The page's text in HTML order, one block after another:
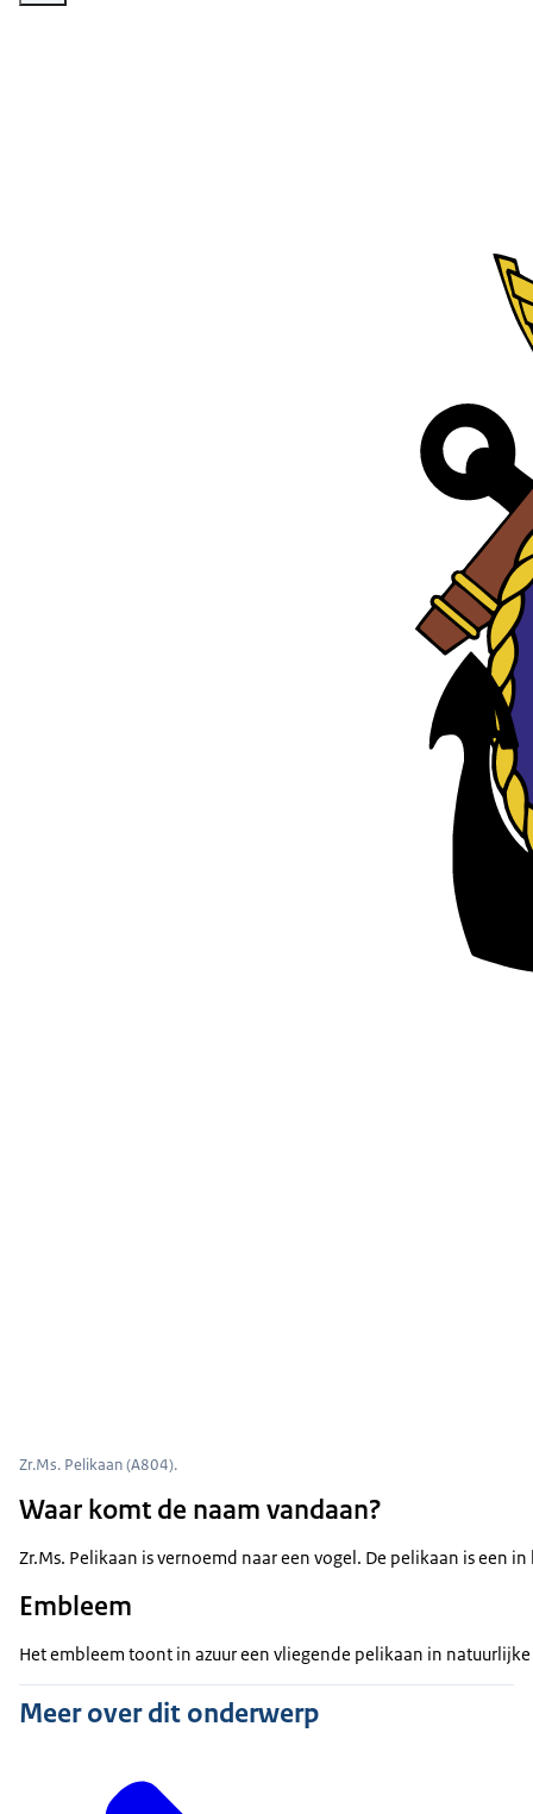
Zr.Ms. Pelikaan (A804).
Waar komt de naam vandaan?
Zr.Ms. Pelikaan is vernoemd naar een vogel. De pelikaan is een
Embleem
Het embleem toont in azuur een vliegende pelikaan in
Meer over dit onderwerp